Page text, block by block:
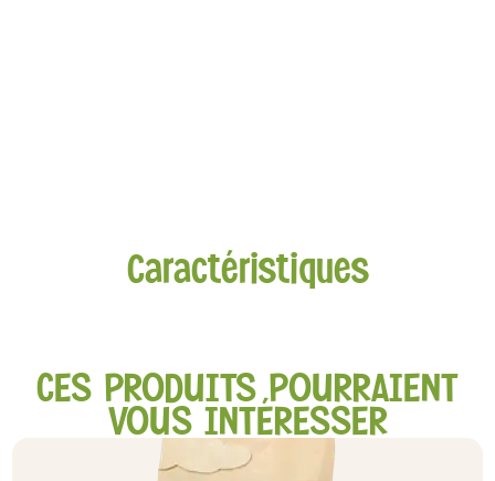
Caractéristiques
CES PRODUITS POURRAIENT
VOUS INTÉRESSER